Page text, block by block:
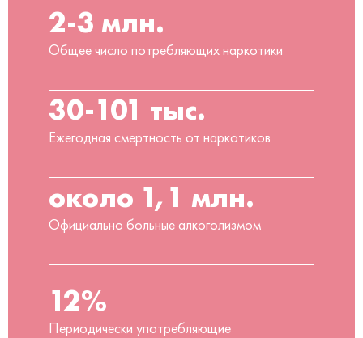
2-3 млн.
Общее число потребляющих наркотики
30-101 тыс.
Ежегодная смертность от наркотиков
около 1,1 млн.
Официально больные алкоголизмом
12%
Периодически употребляющие